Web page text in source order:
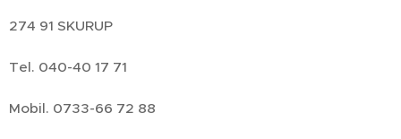
274 91 SKURUP
Tel. 040-40 17 71
Mobil. 0733-66 72 88